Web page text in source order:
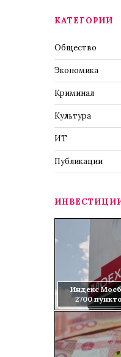
КАТЕГОРИИ
Общество
Экономика
Криминал
Культура
ИТ
Публикации
Индекс
2700